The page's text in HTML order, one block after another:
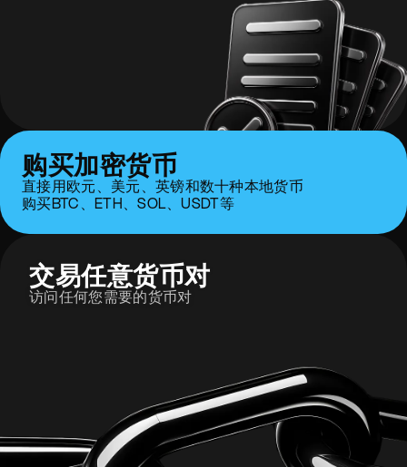
交易任意货币对
访问任何您需要的货币对
购买加密货币
直接用欧元、美元、英镑和数十种本地货币
购买BTC、ETH、SOL、USDT等